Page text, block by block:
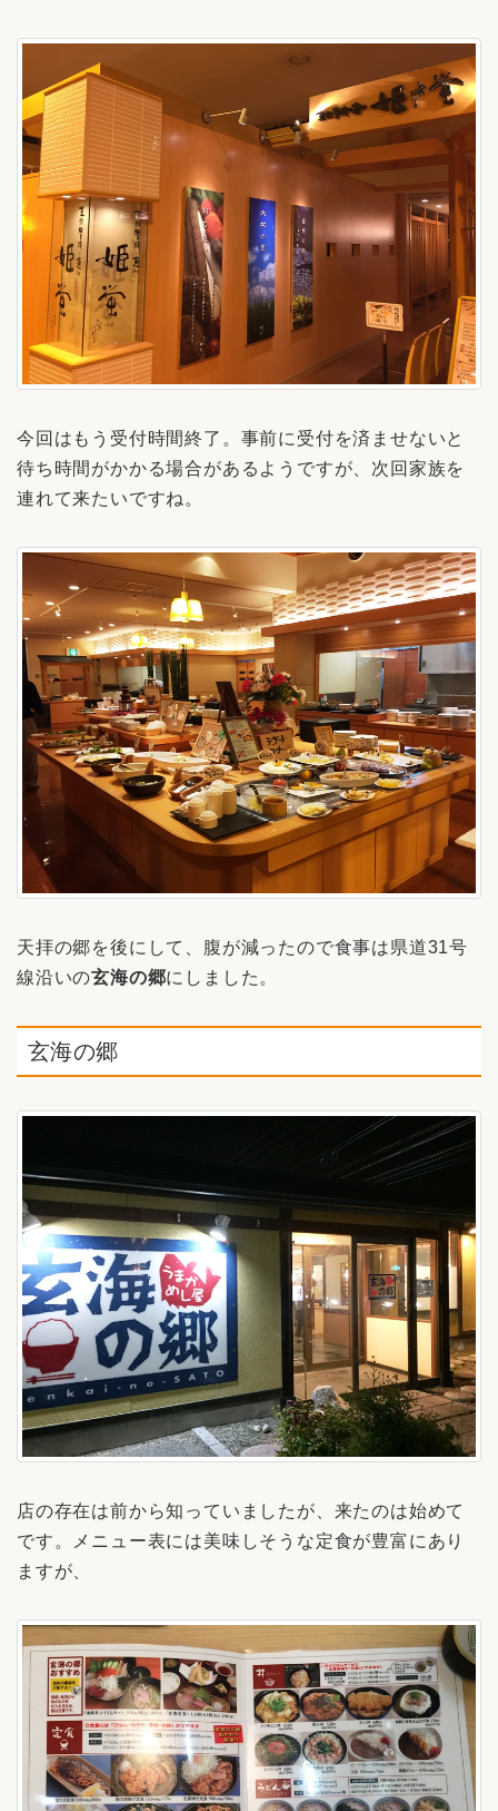
今回はもう受付時間終了。事前に受付を済ませないと
待ち時間がかかる場合があるようですが、次回家族を
連れて来たいですね。
天拝の郷を後にして、腹が減ったので食事は県道31号
線沿いの玄海の郷にしました。
玄海の郷
店の存在は前から知っていましたが、来たのは始めて
です。メニュー表には美味しそうな定食が豊富にあり
ますが、